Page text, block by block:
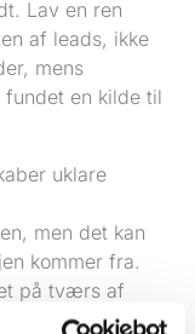
Lav en ren
af leads, ikke
mens
fundet en kilde til
uklare
men det kan
kommer fra.
på tværs af
kontrol.